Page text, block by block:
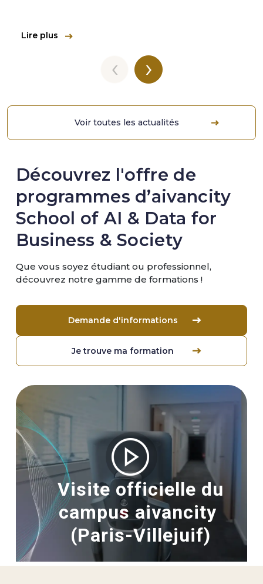
Lire plus
‹ ›
Voir toutes les actualités
Découvrez l'offre de
programmes d’aivancity
School of AI & Data for
Business & Society
Que vous soyez étudiant ou professionnel,
découvrez notre gamme de formations !
Demande d'informations
Je trouve ma formation
Image
Visite officielle du
campus aivancity
(Paris-Villejuif)